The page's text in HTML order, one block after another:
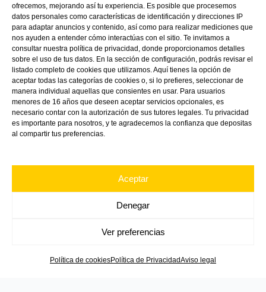
ofrecemos, mejorando así tu experiencia. Es posible que procesemos
datos personales como características de identificación y direcciones IP
para adaptar anuncios y contenido, así como para realizar mediciones que
nos ayuden a entender cómo interactúas con el sitio. Te invitamos a
consultar nuestra política de privacidad, donde proporcionamos detalles
sobre el uso de tus datos. En la sección de configuración, podrás revisar el
listado completo de cookies que utilizamos. Aquí tienes la opción de
aceptar todas las categorías de cookies o, si lo prefieres, seleccionar de
manera individual aquellas que consientes en usar. Para usuarios
menores de 16 años que deseen aceptar servicios opcionales, es
necesario contar con la autorización de sus tutores legales. Tu privacidad
es importante para nosotros, y te agradecemos la confianza que depositas
al compartir tus preferencias.
Aceptar
Denegar
Ver preferencias
Política de cookiesPolítica de PrivacidadAviso legal
Linkedin
Directions